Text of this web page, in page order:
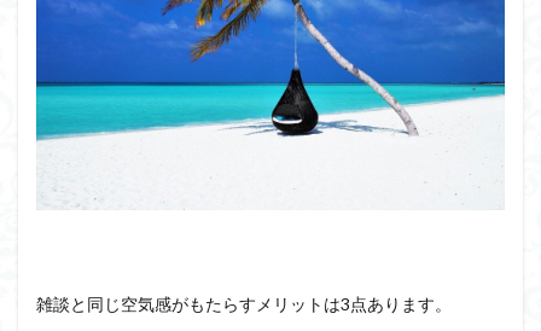
雑談と同じ空気感がもたらすメリットは3点あります。